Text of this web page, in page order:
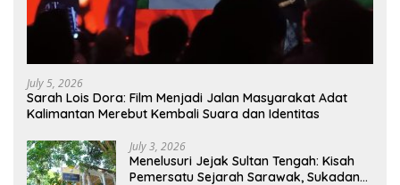
July 5, 2026
Sarah Lois Dora: Film Menjadi Jalan Masyarakat Adat
Kalimantan Merebut Kembali Suara dan Identitas
July 3, 2026
Menelusuri Jejak Sultan Tengah: Kisah
Pemersatu Sejarah Sarawak, Sukadana,